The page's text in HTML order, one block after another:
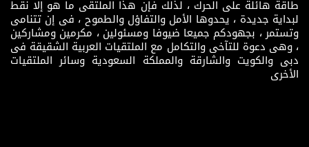
طاقة هائلة على الحرك ، لذلك فإن هذا الملتقى ما هو إلا نقط
لبداية جديدة ، يحدوها الأمل والتفاؤل والطموح ، فى إن تتنامى
وتستمر ، بجهودكم جميعا ضيوفا ومسئولين ، مكرمين ومشاركين
، وهى دعوة للتآخى والتكامل مع الملتقيات العربية الشقيقة فى
دبى والكويت والشارقة والمملكة السعودية وسائر الملتقيات
الأخرى